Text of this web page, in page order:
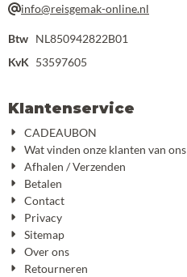
info@reisgemak-online.nl
Btw NL850942822B01
KvK 53597605
Klantenservice
CADEAUBON
Wat vinden onze klanten van ons
Afhalen / Verzenden
Betalen
Contact
Privacy
Sitemap
Over ons
Retourneren